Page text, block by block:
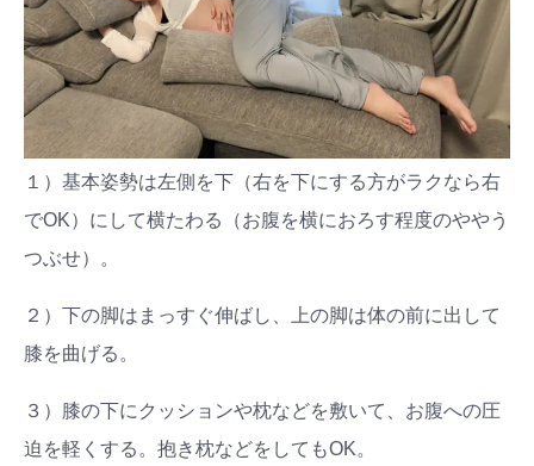
１）基本姿勢は左側を下（右を下にする方がラクなら右
でOK）にして横たわる（お腹を横におろす程度のややう
つぶせ）。
２）下の脚はまっすぐ伸ばし、上の脚は体の前に出して
膝を曲げる。
３）膝の下にクッションや枕などを敷いて、お腹への圧
迫を軽くする。抱き枕などをしてもOK。